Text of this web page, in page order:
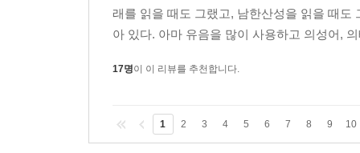
래를 읽을 때도 그랬고, 남한산성을 읽을 때
아 있다. 아마 유음을 많이 사용하고 의성어,
17명이 이 리뷰를 추천합니다.
1 2 3 4 5 6 7 8 9 10